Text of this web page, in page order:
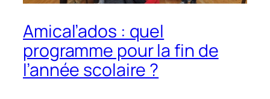
Amical’ados : quel
programme pour la fin de
l’année scolaire ?